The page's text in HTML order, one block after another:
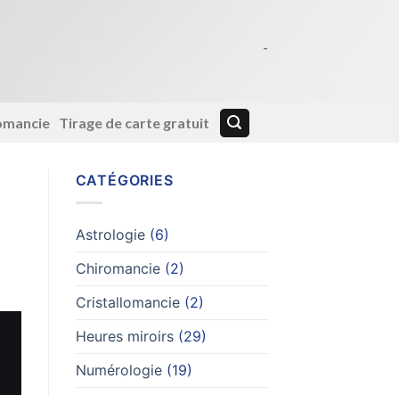
-
Tirage de carte gratuit
CATÉGORIES
Astrologie(6)
Chiromancie(2)
Cristallomancie(2)
Heures miroirs(29)
Numérologie(19)